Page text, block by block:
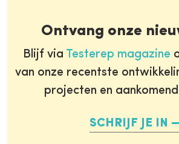
Ontvang onze
Blijf via Testerep magazine
van onze recentste
projecten en
SCHRIJF JE IN